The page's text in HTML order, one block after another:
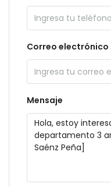
Correo electrónico
Mensaje